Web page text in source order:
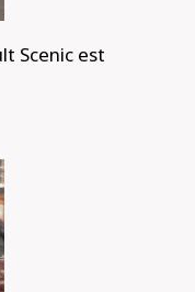
Scenic est